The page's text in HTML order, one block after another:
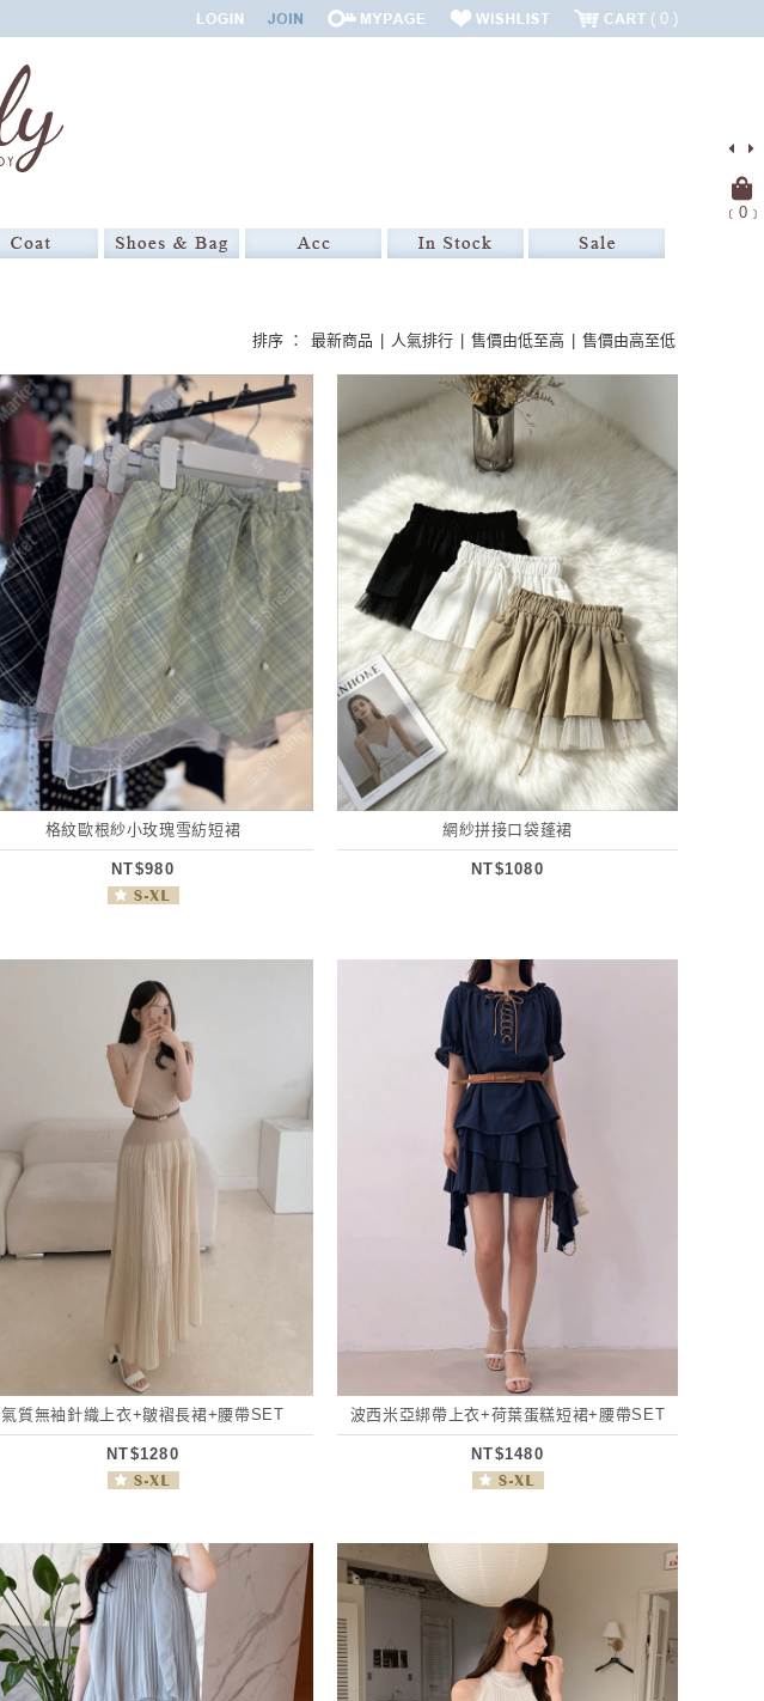
0
﹝ 0﹞
排序 ： 最新商品 人氣排行 售價由低至高 售價由高至低
格紋歐根紗小玫瑰雪紡短裙
NT$980
網紗拼接口袋蓬裙
NT$1080
氣質無袖針織上衣+皺褶長裙+腰帶SET
NT$1280
波西米亞綁帶上衣+荷葉蛋糕短裙+腰帶SET
NT$1480